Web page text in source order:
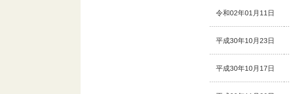
令和02年01月11日
平成30年10月23日
平成30年10月17日